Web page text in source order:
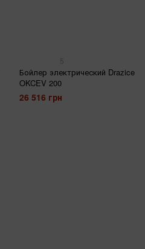
5
Бойлер электрический Drazice
OKCEV 200
26 516 грн